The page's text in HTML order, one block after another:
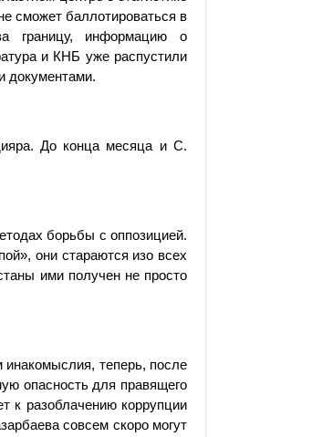
сможет баллотироваться в
границу, информацию о
и КНБ уже распустили
документами.
До конца месяца и С.
борьбы с оппозицией.
они стараются изо всех
ими получен не просто
инакомыслия, теперь, после
опасность для правящего
к разоблачению коррупции
совсем скоро могут